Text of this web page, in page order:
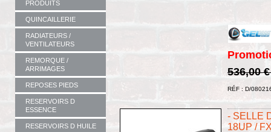
PRODUITS
QUINCAILLERIE
RADIATEURS /
VENTILATEURS
REMORQUE /
ARRIMAGES
REPOSES PIEDS
RESERVOIRS D
ESSENCE
RESERVOIRS D HUILE
536,00
RÉF : D/
- SELLE
18UP /